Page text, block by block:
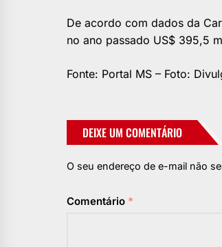
De acordo com dados da
no ano passado US$ 395,5
Fonte: Portal MS – Foto:
DEIXE UM COMENTÁRIO
O seu endereço de e-mail não
Comentário *